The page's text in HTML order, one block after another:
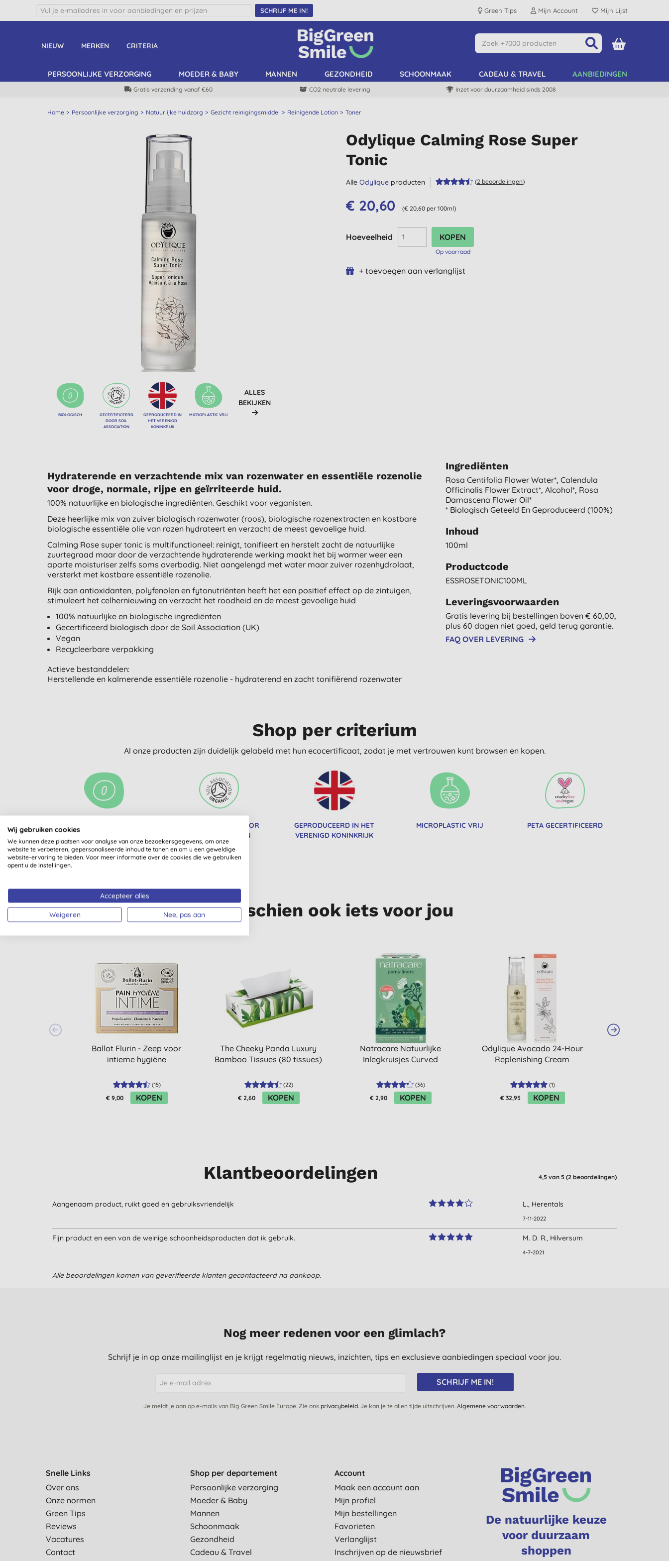
SCHRIJF ME IN! Green Tips Mijn Account Mijn Lijst
NIEUW MERKEN CRITERIA
PERSOONLIJKE VERZORGING MOEDER & BABY MANNEN GEZONDHEID SCHOONMAAK CADEAU & TRAVEL AANBIEDINGEN
Gratis verzending vanaf €60 CO2 neutrale levering Inzet voor duurzaamheid sinds 2008
Home Persoonlijke verzorging Natuurlijke huidzorg Gezicht reinigingsmiddel Reinigende Lotion Toner
BIOLOGISCH
GECERTIFICEERD
DOOR SOIL
ASSOCIATION
GEPRODUCEERD IN
HET VERENIGD
KONINKRIJK
MICROPLASTIC VRIJ
ALLES
BEKIJKEN
Odylique Calming Rose Super
Tonic
AlleOdylique producten (2 beoordelingen)
€ 20,60 (€ 20,60 per 100ml)
Hoeveelheid
Op voorraad
+ toevoegen aan verlanglijst
Hydraterende en verzachtende mix van rozenwater en essentiële rozenolie
voor droge, normale, rijpe en geïrriteerde huid.
100% natuurlijke en biologische ingrediënten. Geschikt voor veganisten.
Deze heerlijke mix van zuiver biologisch rozenwater (roos), biologische rozenextracten en kostbare
biologische essentiële olie van rozen hydrateert en verzacht de meest gevoelige huid.
Calming Rose super tonic is multifunctioneel: reinigt, tonifieert en herstelt zacht de natuurlijke
zuurtegraad maar door de verzachtende hydraterende werking maakt het bij warmer weer een
aparte moisturiser zelfs soms overbodig. Niet aangelengd met water maar zuiver rozenhydrolaat,
versterkt met kostbare essentiële rozenolie.
Rijk aan antioxidanten, polyfenolen en fytonutriënten heeft het een positief effect op de zintuigen,
stimuleert het celhernieuwing en verzacht het roodheid en de meest gevoelige huid
100% natuurlijke en biologische ingrediënten
Gecertificeerd biologisch door de Soil Association (UK)
Vegan
Recycleerbare verpakking
Actieve bestanddelen:
Herstellende en kalmerende essentiële rozenolie - hydraterend en zacht tonifiërend rozenwater
Ingrediënten
Rosa Centifolia Flower Water*, Calendula
Officinalis Flower Extract*, Alcohol*, Rosa
Damascena Flower Oil*
* Biologisch Geteeld En Geproduceerd (100%)
Inhoud
100ml
Productcode
ESSROSETONIC100ML
Leveringsvoorwaarden
Gratis levering bij bestellingen boven € 60,00,
plus 60 dagen niet goed, geld terug garantie.
FAQ OVER LEVERING
Shop per criterium
Al onze producten zijn duidelijk gelabeld met hun ecocertificaat, zodat je met vertrouwen kunt browsen en kopen.
GECERTIFICEERD DOOR
SOIL ASSOCIATION
GEPRODUCEERD IN HET
VERENIGD KONINKRIJK
MICROPLASTIC VRIJ PETA GECERTIFICEERD
Misschien ook iets voor jou
Ballot Flurin - Zeep voor
intieme hygiëne
(15)
€ 9,00 KOPEN
The Cheeky Panda Luxury
Bamboo Tissues (80 tissues)
(22)
€ 2,60 KOPEN
Natracare Natuurlijke
Inlegkruisjes Curved
(36)
€ 2,90 KOPEN
Odylique Avocado 24-Hour
Replenishing Cream
(1)
€ 32,95 KOPEN
Klantbeoordelingen 4,5 van 5 (2 beoordelingen)
Aangenaam product, ruikt goed en gebruiksvriendelijk L., Herentals
7-11-2022
Fijn product en een van de weinige schoonheidsproducten dat ik gebruik. M. D. R., Hilversum
4-7-2021
Alle beoordelingen komen van geverifieerde klanten gecontacteerd na aankoop.
Nog meer redenen voor een glimlach?
Schrijf je in op onze mailinglijst en je krijgt regelmatig nieuws, inzichten, tips en exclusieve aanbiedingen speciaal voor jou.
SCHRIJF ME IN!
Je meldt je aan op e-mails van Big Green Smile Europe. Zie ons privacybeleid. Je kan je te allen tijde uitschrijven. Algemene voorwaarden.
Snelle Links
Over ons
Onze normen
Green Tips
Reviews
Vacatures
Contact
Shop per departement
Persoonlijke verzorging
Moeder & Baby
Mannen
Schoonmaak
Gezondheid
Cadeau & Travel
Account
Maak een account aan
Mijn profiel
Mijn bestellingen
Favorieten
Verlanglijst
Inschrijven op de nieuwsbrief
De natuurlijke keuze
voor duurzaam
shoppen
Wij gebruiken cookies
We kunnen deze plaatsen voor analyse van onze bezoekersgegevens, om onze
website te verbeteren, gepersonaliseerde inhoud te tonen en om u een geweldige
website-ervaring te bieden. Voor meer informatie over de cookies die we gebruiken
opent u de instellingen.
Accepteer alles
Weigeren Nee, pas aan